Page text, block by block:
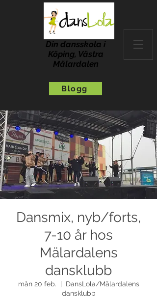
Din dansskola i
Köping, Västra
Mälardalen
Blogg
Dansmix, nyb/forts,
7-10 år hos
Mälardalens
dansklubb
mån 20 feb.
DansLola/Mälardalens
dansklubb